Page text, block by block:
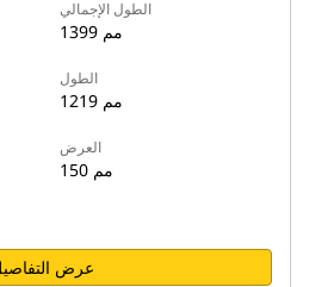
الطول الإجمالي
1399 مم
الطول
1219 مم
العرض
150 مم
عرض